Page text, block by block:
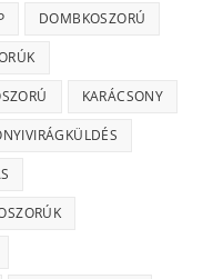
DOMBKOSZORÚ
KARÁCSONY